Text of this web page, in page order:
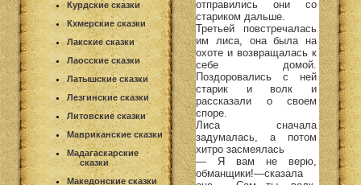
Курдские сказки
Кхмерские сказки
Лакские сказки
Лаосские сказки
Латышские сказки
Лезгинские сказки
Литовские сказки
Мавриканские сказки
Мадагаскарские
сказки
Македонские сказки
отправились они со
стариком дальше.
Третьей повстречалась
им лиса, она была на
охоте и возвращалась к
себе домой.
Поздоровались с ней
старик и волк и
рассказали о своем
споре.
Лиса сначала
задумалась, а потом
хитро засмеялась
— Я вам не верю,
обманщики!—сказала